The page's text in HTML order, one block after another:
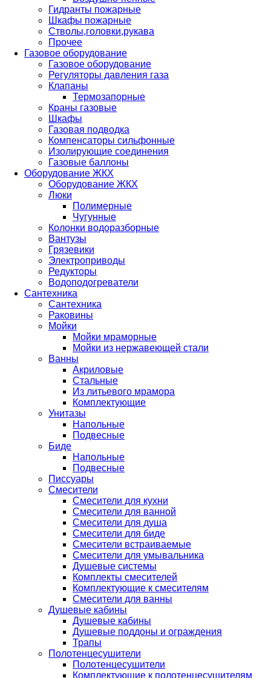
Гидранты пожарные
Шкафы пожарные
Стволы,головки,рукава
Прочее
Газовое оборудование
Газовое оборудование
Регуляторы давления газа
Клапаны
Термозапорные
Краны газовые
Шкафы
Газовая подводка
Компенсаторы сильфонные
Изолирующие соединения
Газовые баллоны
Оборудование ЖКХ
Оборудование ЖКХ
Люки
Полимерные
Чугунные
Колонки водоразборные
Вантузы
Грязевики
Электроприводы
Редукторы
Водоподогреватели
Сантехника
Сантехника
Раковины
Мойки
Мойки мраморные
Мойки из нержавеющей стали
Ванны
Акриловые
Стальные
Из литьевого мрамора
Комплектующие
Унитазы
Напольные
Подвесные
Биде
Напольные
Подвесные
Писсуары
Смесители
Смесители для кухни
Смесители для ванной
Смесители для душа
Смесители для биде
Смесители встраиваемые
Смесители для умывальника
Душевые системы
Комплекты смесителей
Комплектующие к смесителям
Смесители для ванны
Душевые кабины
Душевые кабины
Душевые поддоны и ограждения
Трапы
Полотенцесушители
Полотенцесушители
Комплектующие к полотенцесушителям